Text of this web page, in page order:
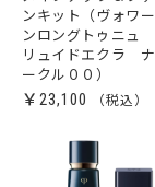
ンキット（ヴォワ
ンロングトゥニ
リュイドエクラ
ークル００）
￥23,100